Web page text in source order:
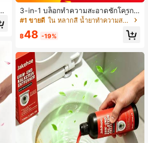
3-in-1 บล็อกทำความสะอาดชักโครก,
สะดวกสำหรับทำความสะอาดห้องน้ำใ
สงค์. ของขวัญที่ยอดเยี่ยมสำหรับครอบ
วันหยุด (จัดส่งแบบสุ่มทั้งรุ่นเก่าและให
ม่).
#1 ขายดี ใน หลากสี น้ำยาทำความสะอาดห้องน้ำและห้องน้ำ
฿48 -19%